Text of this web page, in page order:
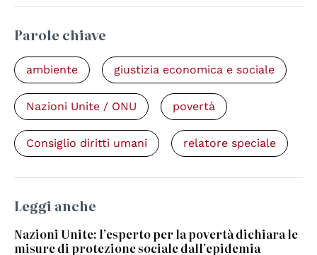
Parole chiave
ambiente giustizia economica e sociale
Nazioni Unite / ONU povertà
Consiglio diritti umani relatore speciale
Leggi anche
Nazioni Unite: l’esperto per la povertà dichiara le
misure di protezione sociale dall’epidemia